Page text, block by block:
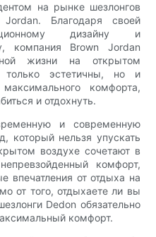
на рынке шезлонгов
Благодаря своей
дизайну и
компания Brown Jordan
жизни на открытом
эстетичны, но и
комфорта,
и отдохнуть.
и современную
который нельзя упускать
воздухе сочетают в
комфорт,
впечатления от отдыха на
от того, отдыхаете ли вы
Dedon обязательно
комфорт.